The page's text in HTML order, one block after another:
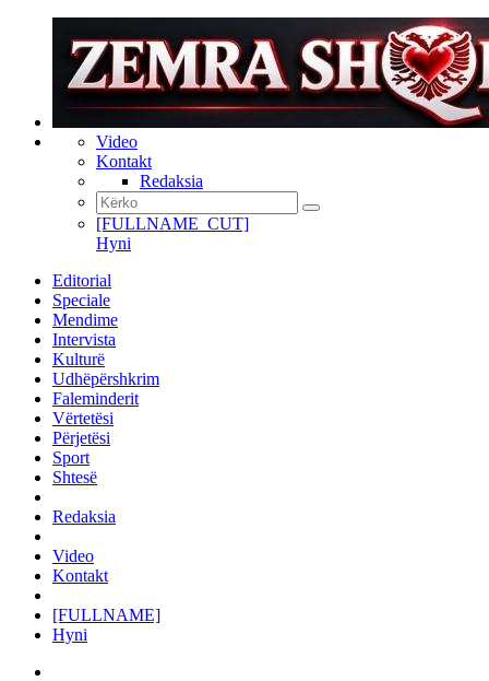
Video
Kontakt
Redaksia
[FULLNAME_CUT]
Hyni
Editorial
Speciale
Mendime
Intervista
Kulturë
Udhëpërshkrim
Faleminderit
Vërtetësi
Përjetësi
Sport
Shtesë
Redaksia
Video
Kontakt
[FULLNAME]
Hyni